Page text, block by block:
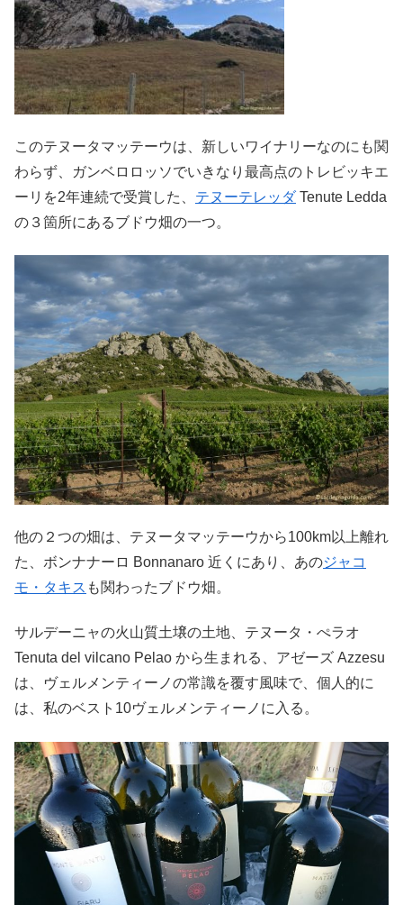
このテヌータマッテーウは、新しいワイナリーなのにも関
わらず、ガンベロロッソでいきなり最高点のトレビッキエ
ーリを2年連続で受賞した、 テヌーテレッダTenute Ledda
の３箇所にあるブドウ畑の一つ。
他の２つの畑は、テヌータマッテーウから100km以上離れ
た、ボンナナーロ Bonnanaro 近くにあり、あのジャコ
モ・タキス も関わったブドウ畑。
サルデーニャの火山質土壌の土地、テヌータ・ぺラオ
Tenuta del vilcano Pelao から生まれる、アゼーズ Azzesu
は、ヴェルメンティーノの常識を覆す風味で、個人的に
は、私のベスト10ヴェルメンティーノに入る。